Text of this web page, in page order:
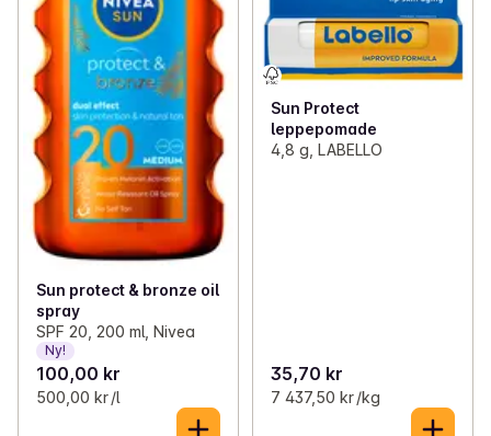
Sun protect & bronze oil
spray
SPF 20, 200 ml, Nivea
Ny!
100,00 kr
500,00 kr /l
Sun Protect
leppepomade
4,8 g, LABELLO
35,70 kr
7 437,50 kr /kg